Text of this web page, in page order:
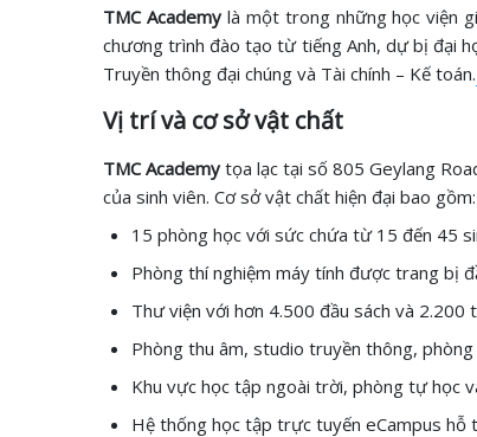
TMC Academy là một trong những học viện
chương trình đào tạo từ tiếng Anh, dự bị đại
Truyền thông đại chúng và Tài chính – Kế toán.
Vị trí và cơ sở vật chất
TMC Academy tọa lạc tại số 805 Geylang
của sinh viên. Cơ sở vật chất hiện đại bao gồm:
15 phòng học với sức chứa từ 15 đến 45
Phòng thí nghiệm máy tính được trang bị
Thư viện với hơn 4.500 đầu sách và
Phòng thu âm, studio truyền thông,
Khu vực học tập ngoài trời, phòng tự học
Hệ thống học tập trực tuyến eCampus hỗ